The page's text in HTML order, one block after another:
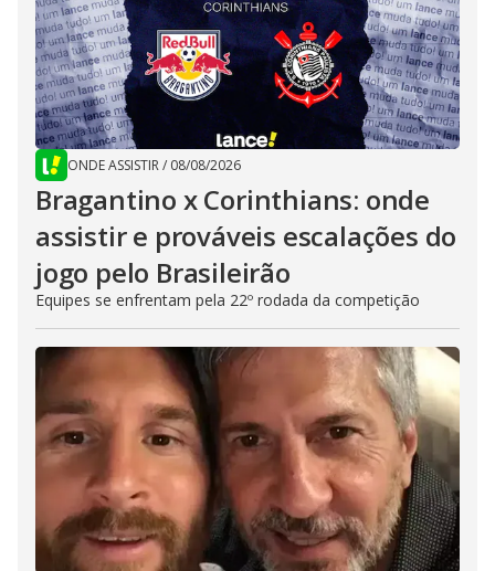
ONDE ASSISTIR/ 08/08/2026
Bragantino x Corinthians: onde
assistir e prováveis escalações do
jogo pelo Brasileirão
Equipes se enfrentam pela 22º rodada da competição